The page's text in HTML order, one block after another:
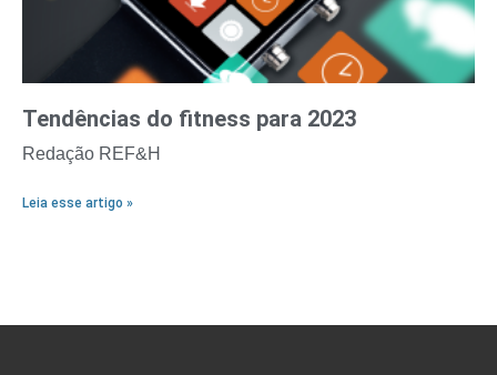
Tendências do fitness para 2023
Redação REF&H
Leia esse artigo »